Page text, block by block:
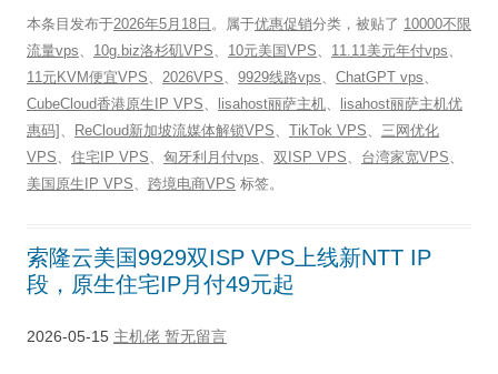
本条目发布于2026年5月18日 。属于优惠促销分类，被贴了 10000不限
流量vps、 10g.biz洛杉矶VPS、 10元美国VPS、 11.11美元年付vps、
11元KVM便宜VPS、 2026VPS、 9929线路vps、 ChatGPT vps、
CubeCloud香港原生IP VPS、 lisahost丽萨主机、
lisahost丽萨主机优
惠码] 、 ReCloud新加坡流媒体解锁VPS、 TikTok VPS、 三网优化
VPS、 住宅IP VPS、 匈牙利月付vps、 双ISP VPS、 台湾家宽VPS、
美国原生IP VPS、 跨境电商VPS 标签。
索隆云美国9929双ISP VPS上线新NTT IP
段，原生住宅IP月付49元起
2026-05-15 主机佬 暂无留言